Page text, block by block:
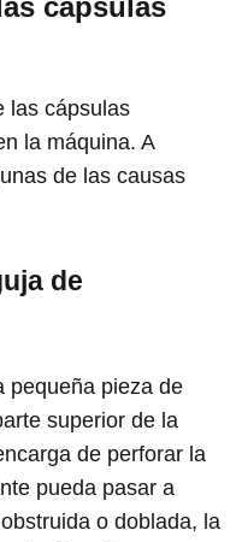
cápsulas
las cápsulas
la máquina. A
de las causas
de
pequeña pieza de
superior de la
de perforar la
pueda pasar a
o doblada, la